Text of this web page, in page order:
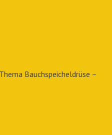
Bauchspeicheldrüse –